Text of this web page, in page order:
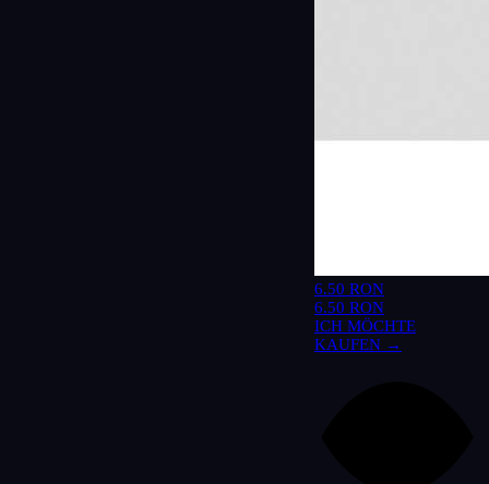
6.50 RON
6.50 RON
ICH MÖCHTE
KAUFEN →